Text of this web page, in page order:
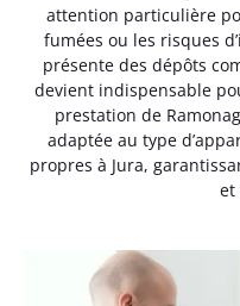
attention particulière
fumées ou les risques
présente des dépôts
devient indispensable
prestation de
adaptée au type
propres à Jura,
et